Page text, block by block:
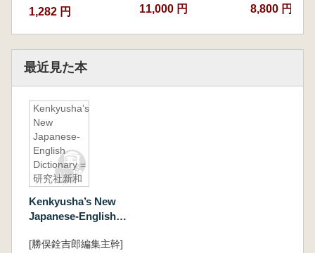
1,282 円 11,000 円 8,800 円
最近見た本
Kenkyusha’s
New
Japanese-
English
Dictionary =
研究社新和
第3版
Kenkyusha’s New
Japanese-English
新和英大辞典 第3版
[勝俣銓吉郎編集主幹]